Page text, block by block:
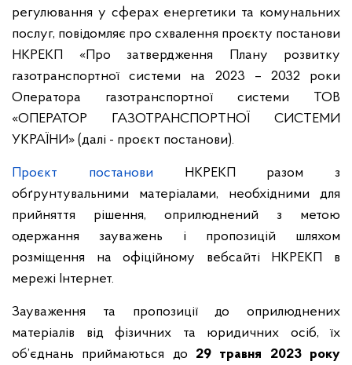
регулювання у сферах енергетики та комунальних
послуг, повідомляє про схвалення проєкту постанови
НКРЕКП «Про затвердження Плану розвитку
газотранспортної системи на 2023 – 2032 роки
Оператора газотранспортної системи ТОВ
«ОПЕРАТОР ГАЗОТРАНСПОРТНОЇ СИСТЕМИ
УКРАЇНИ» (далі - проєкт постанови).
Проєкт постанови НКРЕКП разом з
обґрунтувальними матеріалами, необхідними для
прийняття рішення, оприлюднений з метою
одержання зауважень і пропозицій шляхом
розміщення на офіційному вебсайті НКРЕКП в
мережі Інтернет.
Зауваження та пропозиції до оприлюднених
матеріалів від фізичних та юридичних осіб, їх
об’єднань приймаються до 29 травня 2023 року